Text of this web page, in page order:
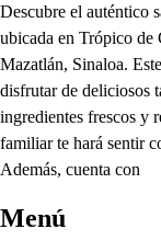
Descubre el auténtico
ubicada en Trópico de
Mazatlán, Sinaloa.
disfrutar de deliciosos
ingredientes frescos y
familiar te hará sentir
Además, cuenta con
Menú